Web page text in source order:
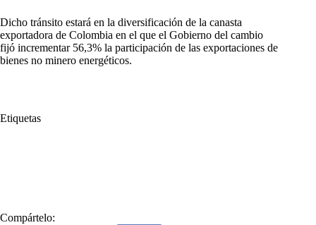
Dicho tránsito estará en la diversificación de la canasta
exportadora de Colombia en el que el Gobierno del cambio
fijó incrementar 56,3% la participación de las exportaciones de
bienes no minero energéticos.
Etiquetas
Compártelo: